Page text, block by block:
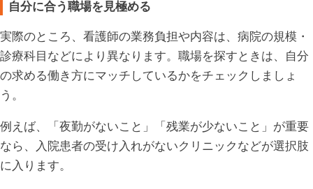
自分に合う職場を見極める
実際のところ、看護師の業務負担や内容は、病院の規模・
診療科目などにより異なります。職場を探すときは、自分
の求める働き方にマッチしているかをチェックしましょ
う。
例えば、「夜勤がないこと」「残業が少ないこと」が重要
なら、入院患者の受け入れがないクリニックなどが選択肢
に入ります。